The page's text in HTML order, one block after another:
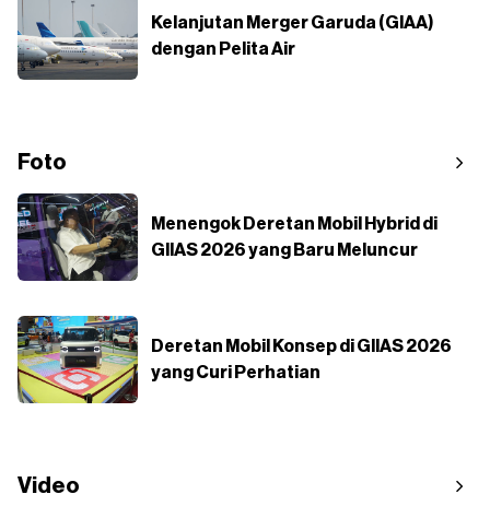
Kelanjutan Merger Garuda (GIAA)
dengan Pelita Air
Foto
Menengok Deretan Mobil Hybrid di
GIIAS 2026 yang Baru Meluncur
Deretan Mobil Konsep di GIIAS 2026
yang Curi Perhatian
Video